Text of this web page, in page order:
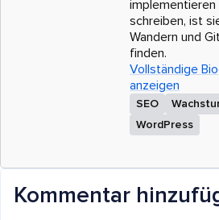
implementieren
schreiben, ist
Wandern und
finden.
Vollständige
anzeigen
SEO
WordPress
Kommentar